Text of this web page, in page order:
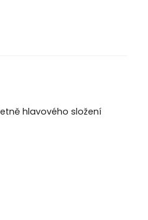
hlavového složení